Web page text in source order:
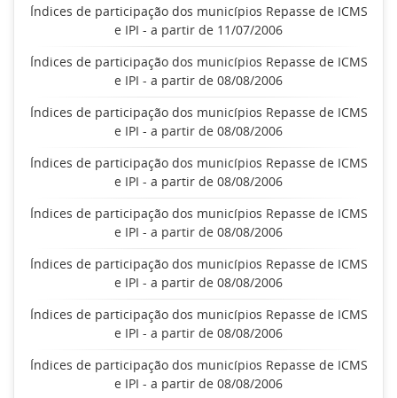
Índices de participação dos municípios Repasse de ICMS
e IPI - a partir de 11/07/2006
Índices de participação dos municípios Repasse de ICMS
e IPI - a partir de 08/08/2006
Índices de participação dos municípios Repasse de ICMS
e IPI - a partir de 08/08/2006
Índices de participação dos municípios Repasse de ICMS
e IPI - a partir de 08/08/2006
Índices de participação dos municípios Repasse de ICMS
e IPI - a partir de 08/08/2006
Índices de participação dos municípios Repasse de ICMS
e IPI - a partir de 08/08/2006
Índices de participação dos municípios Repasse de ICMS
e IPI - a partir de 08/08/2006
Índices de participação dos municípios Repasse de ICMS
e IPI - a partir de 08/08/2006